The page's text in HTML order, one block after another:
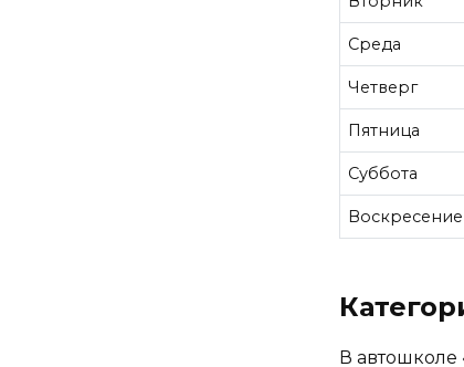
Среда
Четверг
Пятница
Суббота
Воскресение
В автошколе